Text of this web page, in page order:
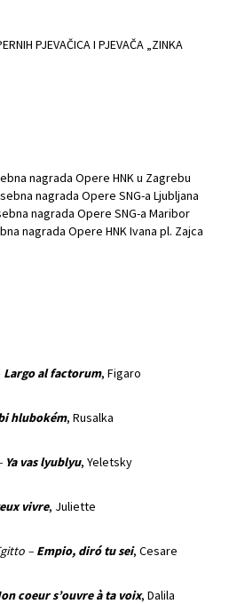
PJEVAČICA I PJEVAČA „ZINKA
nagrada Opere HNK u Zagrebu
nagrada Opere SNG-a Ljubljana
nagrada Opere SNG-a Maribor
nagrada Opere HNK Ivana pl. Zajca
Largo al factorum, Figaro
hlubokém, Rusalka
Ya vas lyublyu, Yeletsky
vivre, Juliette
– Empio, diró tu sei, Cesare
coeur s’ouvre à ta voix, Dalila